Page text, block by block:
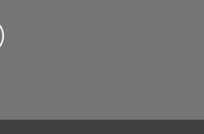
Trier auf Instragram
Bistum Trier auf Facebook